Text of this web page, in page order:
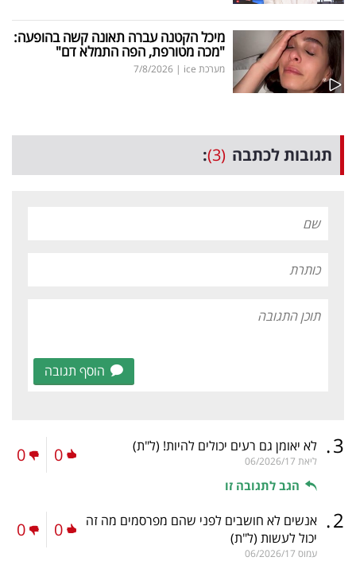
מיכל הקטנה עברה תאונה קשה בהופעה:
"מכה מטורפת, הפה התמלא דם"
מערכת ice |
7/8/2026
תגובות לכתבה (3)
:
הוסף תגובה
3
. לא יאומן גם רעים יכולים להיות! (ל"ת)
ליאת 06/2026/17
הגב לתגובה זו
0
0
2
. אנשים לא חושבים לפני שהם מפרסמים מה זה
יכול לעשות (ל"ת)
עמוס 06/2026/17
0
0